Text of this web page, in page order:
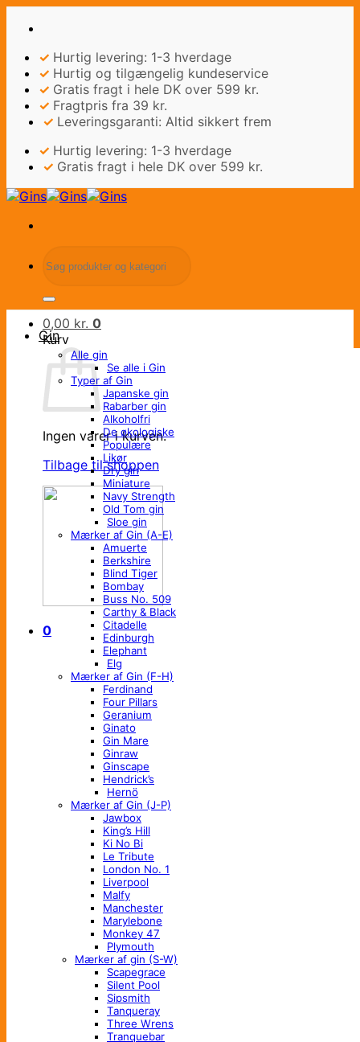
✓ Hurtig levering: 1-3 hverdage
✓ Hurtig og tilgængelig kundeservice
✓ Gratis fragt i hele DK over 599 kr.
✓ Fragtpris fra 39 kr.
✓ Leveringsgaranti: Altid sikkert frem
✓ Hurtig levering: 1-3 hverdage
✓ Gratis fragt i hele DK over 599 kr.
efter:
0,00 kr. 0
Kurv
Ingen varer i kurven.
Tilbage til shoppen
0
Gin
Alle gin
Se alle i Gin
Typer af Gin
Japanske gin
Rabarber gin
Alkoholfri
De økologiske
Populære
Likør
Dry gin
Miniature
Navy Strength
Old Tom gin
Sloe gin
Mærker af Gin (A-E)
Amuerte
Berkshire
Blind Tiger
Bombay
Buss No. 509
Carthy & Black
Citadelle
Edinburgh
Elephant
Elg
Mærker af Gin (F-H)
Ferdinand
Four Pillars
Geranium
Ginato
Gin Mare
Ginraw
Ginscape
Hendrick’s
Hernö
Mærker af Gin (J-P)
Jawbox
King’s Hill
Ki No Bi
Le Tribute
London No. 1
Liverpool
Malfy
Manchester
Marylebone
Monkey 47
Plymouth
Mærker af gin (S-W)
Scapegrace
Silent Pool
Sipsmith
Tanqueray
Three Wrens
Tranquebar